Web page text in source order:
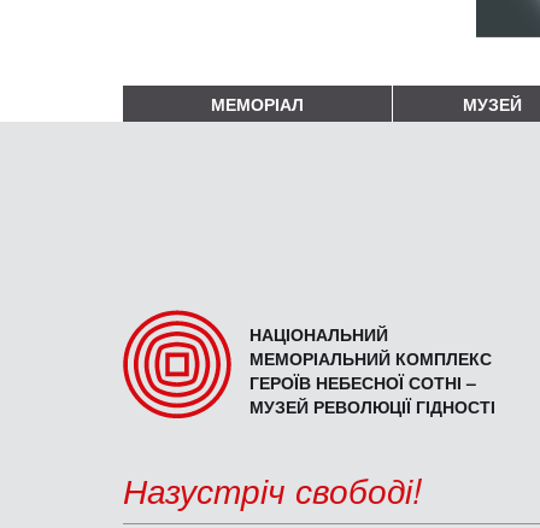
МЕМОРІАЛ МУЗЕЙ
НАЦІОНАЛЬНИЙ
МЕМОРІАЛЬНИЙ КОМПЛЕКС
ГЕРОЇВ НЕБЕСНОЇ СОТНІ –
МУЗЕЙ РЕВОЛЮЦІЇ ГІДНОСТІ
Назустріч свободі!